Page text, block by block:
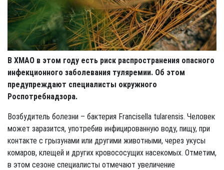
В ХМАО в этом году есть риск распространения опасного
инфекционного заболевания туляремии. Об этом
предупреждают специалисты окружного
Роспотребнадзора.
Возбудитель болезни – бактерия Francisella tularensis. Человек
может заразится, употребив инфицированную воду, пищу, при
контакте с грызунами или другими животными, через укусы
комаров, клещей и других кровососущих насекомых. Отметим,
в этом сезоне специалисты отмечают увеличение